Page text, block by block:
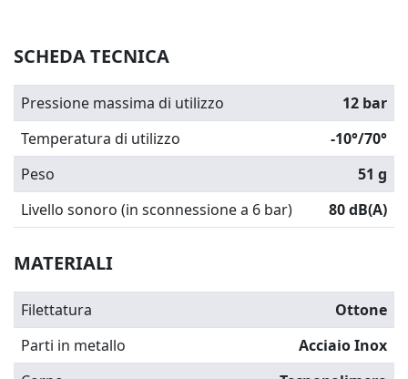
SCHEDA TECNICA
Pressione massima di utilizzo
12 bar
Temperatura di utilizzo
-10°/70°
Peso
51 g
Livello sonoro (in sconnessione a 6 bar)
80 dB(A)
MATERIALI
Filettatura
Ottone
Parti in metallo
Acciaio Inox